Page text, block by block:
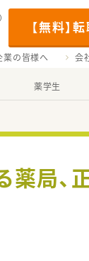
【無料】
業の皆様へ 会
薬学生
薬局、